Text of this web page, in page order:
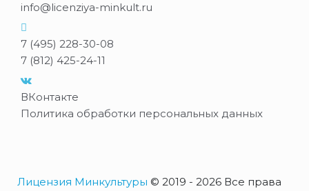
info@licenziya-minkult.ru
7 (495) 228-30-08
7 (812) 425-24-11
ВКонтакте
Политика обработки персональных данных
Лицензия Минкультуры © 2019 - 2026 Все права